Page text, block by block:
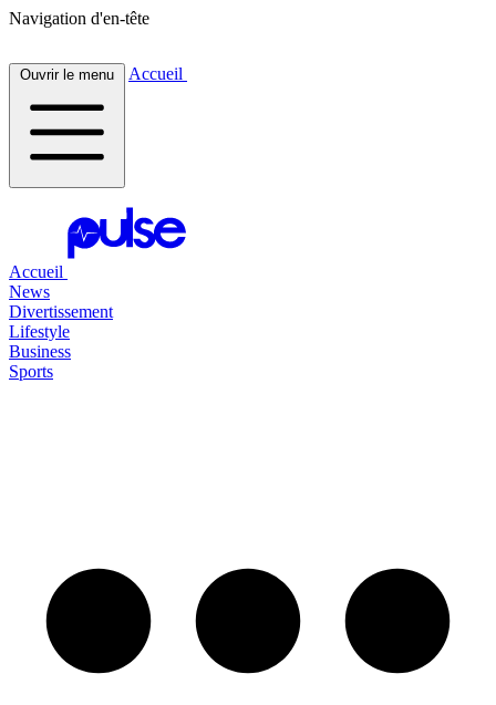
Navigation d'en-tête
Ouvrir le menu Accueil
Accueil
News
Divertissement
Lifestyle
Business
Sports